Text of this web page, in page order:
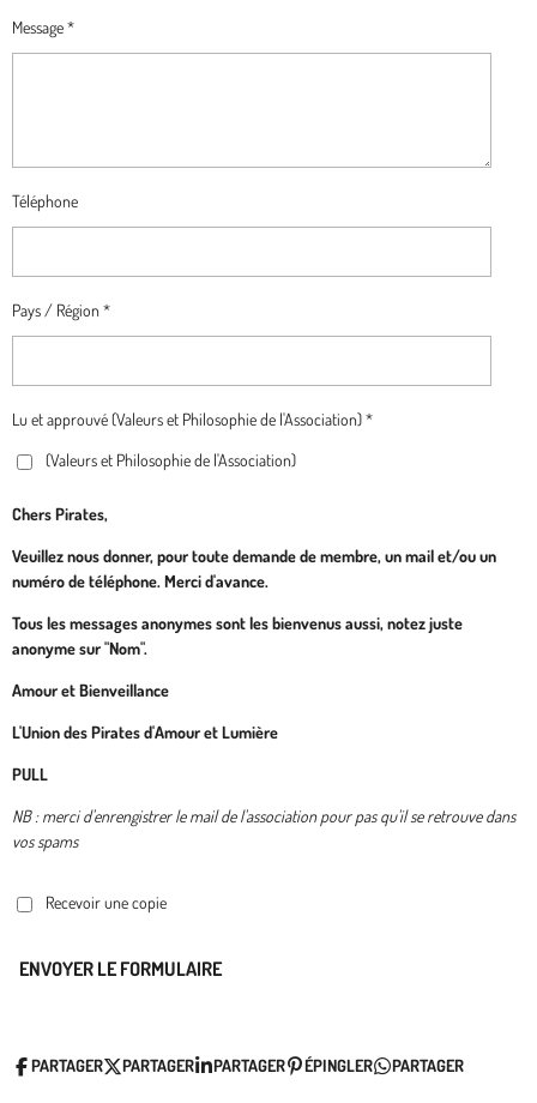
Message *
Téléphone
Pays / Région *
Lu et approuvé (Valeurs et Philosophie de l'Association) *
(Valeurs et Philosophie de l'Association)
Chers Pirates,
Veuillez nous donner, pour toute demande de membre, un mail et/ou un
numéro de téléphone. Merci d'avance.
Tous les messages anonymes sont les bienvenus aussi, notez juste
anonyme sur "Nom".
Amour et Bienveillance
L'Union des Pirates d'Amour et Lumière
PULL
NB : merci d'enrengistrer le mail de l'association pour pas qu'il se retrouve dans
vos spams
Recevoir une copie
ENVOYER LE FORMULAIRE
PARTAGER PARTAGER PARTAGER ÉPINGLER PARTAGER